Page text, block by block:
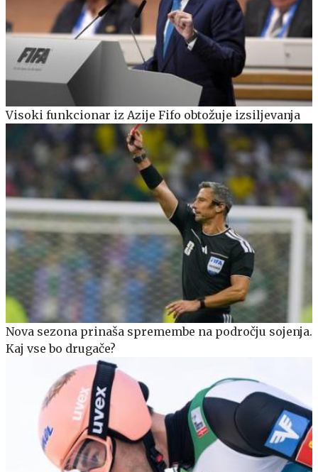
Visoki funkcionar iz Azije Fifo obtožuje izsiljevanja
Nova sezona prinaša spremembe na področju sojenja.
Kaj vse bo drugače?